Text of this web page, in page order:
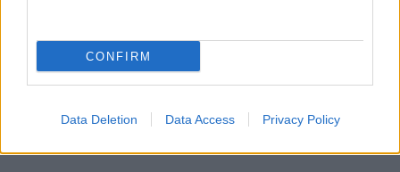
CONFIRM
Data Deletion Data Access Privacy Policy